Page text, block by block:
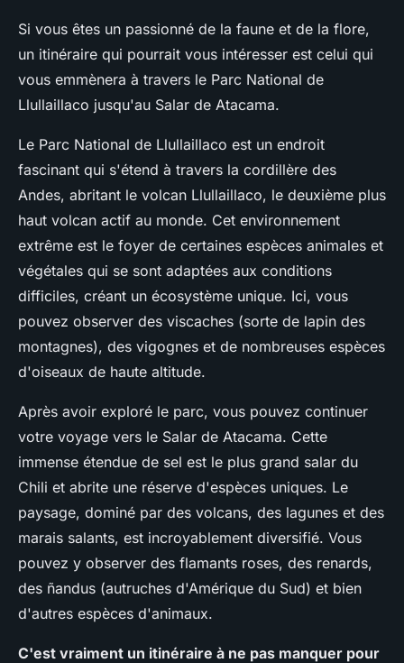
Si vous êtes un passionné de la faune et de la flore,
un itinéraire qui pourrait vous intéresser est celui qui
vous emmènera à travers le Parc National de
Llullaillaco jusqu'au Salar de Atacama.
Le Parc National de Llullaillaco est un endroit
fascinant qui s'étend à travers la cordillère des
Andes, abritant le volcan Llullaillaco, le deuxième plus
haut volcan actif au monde. Cet environnement
extrême est le foyer de certaines espèces animales et
végétales qui se sont adaptées aux conditions
difficiles, créant un écosystème unique. Ici, vous
pouvez observer des viscaches (sorte de lapin des
montagnes), des vigognes et de nombreuses espèces
d'oiseaux de haute altitude.
Après avoir exploré le parc, vous pouvez continuer
votre voyage vers le Salar de Atacama. Cette
immense étendue de sel est le plus grand salar du
Chili et abrite une réserve d'espèces uniques. Le
paysage, dominé par des volcans, des lagunes et des
marais salants, est incroyablement diversifié. Vous
pouvez y observer des flamants roses, des renards,
des ñandus (autruches d'Amérique du Sud) et bien
d'autres espèces d'animaux.
C'est vraiment un itinéraire à ne pas manquer pour